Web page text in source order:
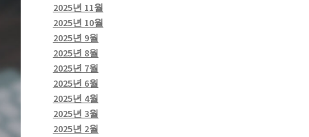
2025년 11월
2025년 10월
2025년 9월
2025년 8월
2025년 7월
2025년 6월
2025년 4월
2025년 3월
2025년 2월